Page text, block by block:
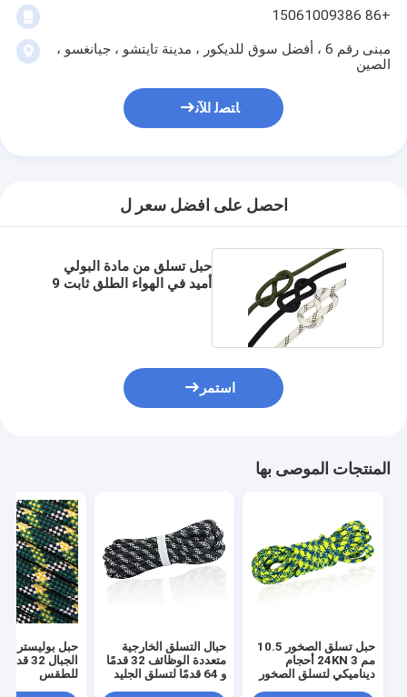
+86 15061009386
مبنى رقم 6 ، أفضل سوق للديكور ، مدينة تايتشو ، جيانغسو ،
الصين
ﺎﺘﺼﻟ ﺍﻶﻧ
احصل على افضل سعر ل
حبل تسلق من مادة البولي
أميد في الهواء الطلق ثابت 9
استمر
المنتجات الموصى بها
حبل تسلق الصخور 10.5
مم 24KN 3 أحجام
ديناميكي لتسلق الصخور
حبال التسلق الخارجية
متعددة الوظائف 32 قدمًا
و 64 قدمًا لتسلق الجليد
حبل بوليستر
الجبال 32
للطقس